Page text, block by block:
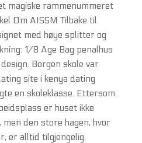
magiske rammenummeret
Om AISSM Tilbake til
med høye splitter og
1/8 Age Bag penalhus
Borgen skole var
site i kenya dating
en skoleklasse. Ettersom
er huset ikke
den store hagen, hvor
er alltid tilgjengelig.